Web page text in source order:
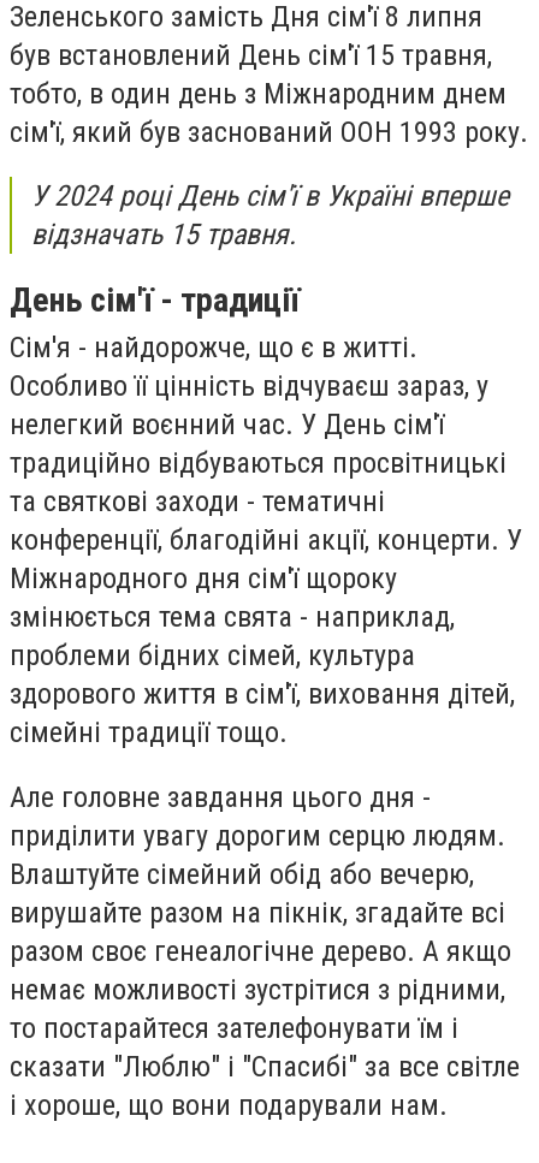
Зеленського замість Дня сім'ї 8 липня
був встановлений День сім'ї 15 травня,
тобто, в один день з Міжнародним днем
сім'ї, який був заснований ООН 1993 року.
У 2024 році День сім'ї в Україні вперше
відзначать 15 травня.
День сім'ї - традиції
Сім'я - найдорожче, що є в житті.
Особливо її цінність відчуваєш зараз, у
нелегкий воєнний час. У День сім'ї
традиційно відбуваються просвітницькі
та святкові заходи - тематичні
конференції, благодійні акції, концерти. У
Міжнародного дня сім'ї щороку
змінюється тема свята - наприклад,
проблеми бідних сімей, культура
здорового життя в сім'ї, виховання дітей,
сімейні традиції тощо.
Але головне завдання цього дня -
приділити увагу дорогим серцю людям.
Влаштуйте сімейний обід або вечерю,
вирушайте разом на пікнік, згадайте всі
разом своє генеалогічне дерево. А якщо
немає можливості зустрітися з рідними,
то постарайтеся зателефонувати їм і
сказати "Люблю" і "Спасибі" за все світле
і хороше, що вони подарували нам.